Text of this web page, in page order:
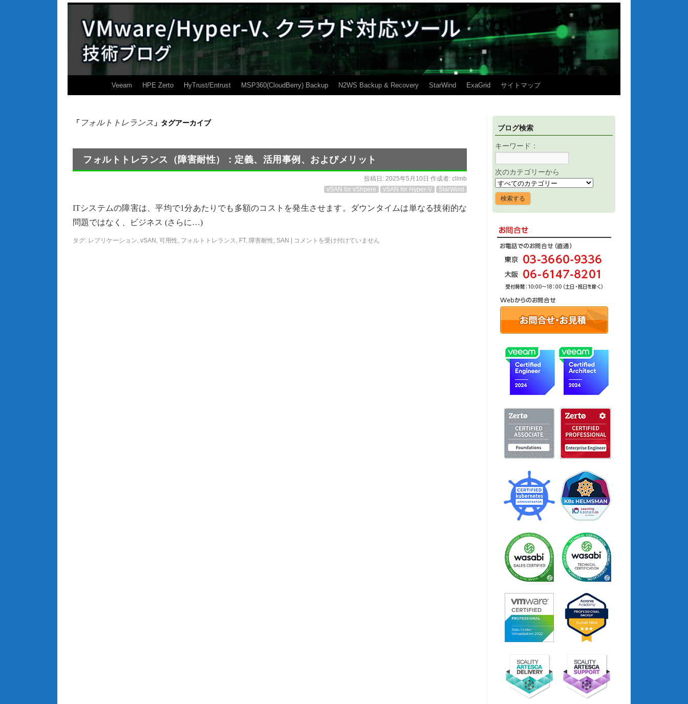
Veeam HPE Zerto HyTrust/Entrust MSP360(CloudBerry) Backup N2WS Backup & Recovery StarWind ExaGrid サイトマップ
「 フォルトトレランス 」タグアーカイブ
フォルトトレランス（障害耐性）：定義、活用事例、およびメリット
投稿日: 2025年5月10日 作成者: climb
vSAN for vShpere
vSAN for Hyper-V StarWind
ITシステムの障害は、平均で1分あたりでも多額のコストを発生させます。ダウンタイムは単なる技術的な
問題ではなく、ビジネス (さらに…)
タグ: レプリケーション, vSAN, 可用性, フォルトトレランス, FT, 障害耐性, SAN | コメントを受け付けていません
ブログ検索
キーワード：
次のカテゴリーから